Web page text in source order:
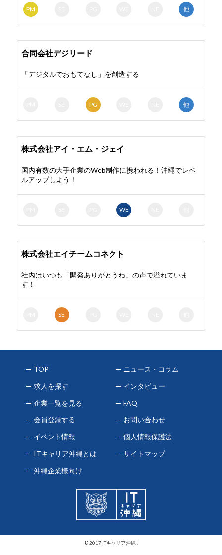
PM 他
合同会社デジリード
「デジタルでおもてなし」を創造する
PG 他
株式会社アイ・エム・ジェイ
国内有数の大手企業のWeb制作に携われる！沖縄でレベ
ルアップしよう！
WE
株式会社エイチームコネクト
社内はいつも「開発ありがとうね」の声で溢れていま
す！
SE
TOP
求人を探す
企業一覧を見る
会員登録する
イベント情報
ITキャリア沖縄とは
沖縄企業様向け
ニュース・コラム
インタビュー
FAQ
お問い合わせ
個人情報保護法
サイトマップ
© 2017 ITキャリア沖縄 .